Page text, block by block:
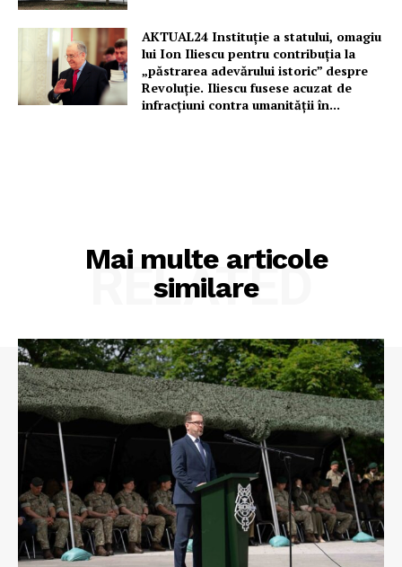
AKTUAL24 Instituție a statului, omagiu
lui Ion Iliescu pentru contribuția la
„păstrarea adevărului istoric” despre
Revoluție. Iliescu fusese acuzat de
infracțiuni contra umanității în...
Mai multe articole
similare
RELATED